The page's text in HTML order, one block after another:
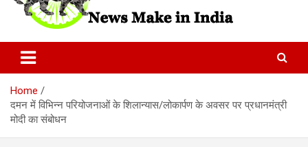
News Make In india
Home
दमन में विभिन्न परियोजनाओं के शिलान्यास/लोकार्पण के अवसर पर प्रधानमंत्री
मोदी का संबोधन